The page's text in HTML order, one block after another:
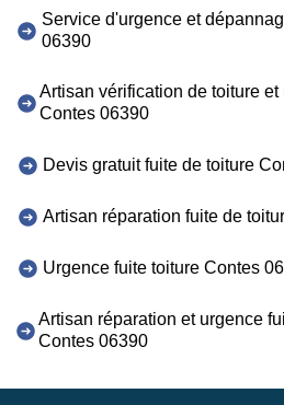
Service d'urgence et
06390
Artisan vérification de toiture
Contes 06390
Devis gratuit fuite de toiture
Artisan réparation fuite de
Urgence fuite toiture Contes
Artisan réparation et urgence
Contes 06390